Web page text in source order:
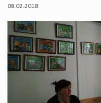
08.02.2018